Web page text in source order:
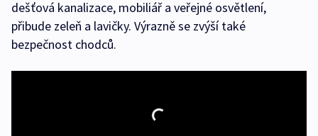
dešťová kanalizace, mobiliář a veřejné osvětlení,
přibude zeleň a lavičky. Výrazně se zvýší také
bezpečnost chodců.